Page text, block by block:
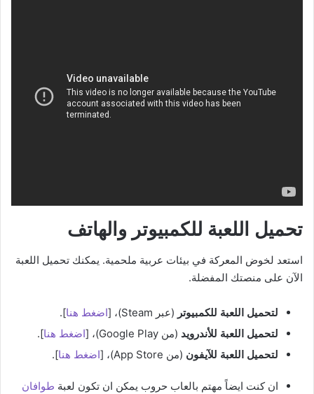
تحميل اللعبة للكمبيوتر والهاتف
استعد لخوض المعركة في بيئات عربية ملحمية. يمكنك تحميل اللعبة
الآن على منصتك المفضلة.
لتحميل اللعبة للكمبيوتر (عبر Steam)، [ اضغط هنا].
لتحميل اللعبة للأندرويد (من Google Play)، [ اضغط هنا].
لتحميل اللعبة للآيفون (من App Store)، [ اضغط هنا].
ان كنت ايضاً مهتم بالعاب حروب يمكن ان تكون لعبة طوافان